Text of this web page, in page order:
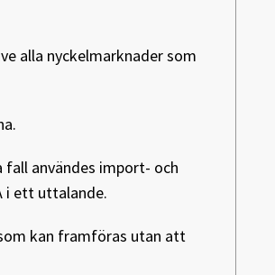
alla nyckelmarknader som
användes import- och
i ett uttalande.
kan framföras utan att